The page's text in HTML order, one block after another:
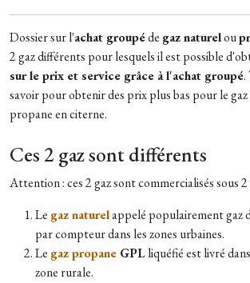
Dossier sur l'achat groupéde gaz naturelou
2 gaz différents pour lesquels il est possible
sur le prix et service grâce à l'achat groupé.
savoir pour obtenir des prix plus bas pour le
propane en citerne.
Ces 2 gaz sont différents
Attention : ces 2 gaz sont commercialisés sous
Le gaz naturelappelé populairement gaz
par compteur dans les zones urbaines.
Le gaz propane GPLliquéfié est livré
zone rurale.